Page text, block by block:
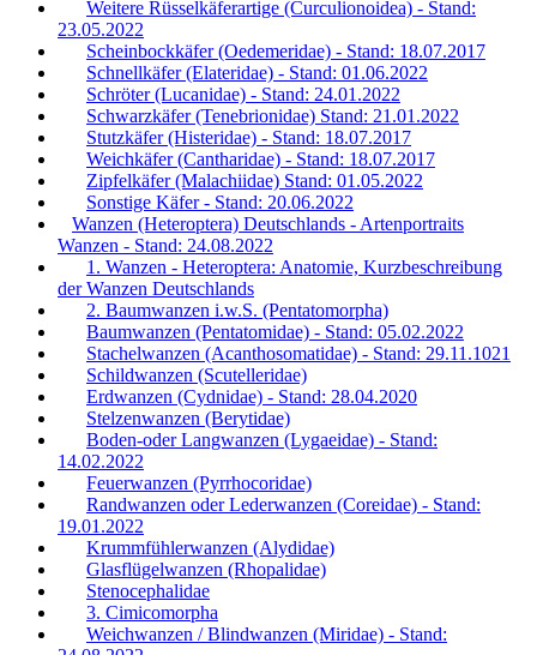
Weitere Rüsselkäferartige (Curculionoidea) - Stand:
23.05.2022
Scheinbockkäfer (Oedemeridae) - Stand: 18.07.2017
Schnellkäfer (Elateridae) - Stand: 01.06.2022
Schröter (Lucanidae) - Stand: 24.01.2022
Schwarzkäfer (Tenebrionidae) Stand: 21.01.2022
Stutzkäfer (Histeridae) - Stand: 18.07.2017
Weichkäfer (Cantharidae) - Stand: 18.07.2017
Zipfelkäfer (Malachiidae) Stand: 01.05.2022
Sonstige Käfer - Stand: 20.06.2022
Wanzen (Heteroptera) Deutschlands - Artenportraits
Wanzen - Stand: 24.08.2022
1. Wanzen - Heteroptera: Anatomie, Kurzbeschreibung
der Wanzen Deutschlands
2. Baumwanzen i.w.S. (Pentatomorpha)
Baumwanzen (Pentatomidae) - Stand: 05.02.2022
Stachelwanzen (Acanthosomatidae) - Stand: 29.11.1021
Schildwanzen (Scutelleridae)
Erdwanzen (Cydnidae) - Stand: 28.04.2020
Stelzenwanzen (Berytidae)
Boden-oder Langwanzen (Lygaeidae) - Stand:
14.02.2022
Feuerwanzen (Pyrrhocoridae)
Randwanzen oder Lederwanzen (Coreidae) - Stand:
19.01.2022
Krummfühlerwanzen (Alydidae)
Glasflügelwanzen (Rhopalidae)
Stenocephalidae
3. Cimicomorpha
Weichwanzen / Blindwanzen (Miridae) - Stand: